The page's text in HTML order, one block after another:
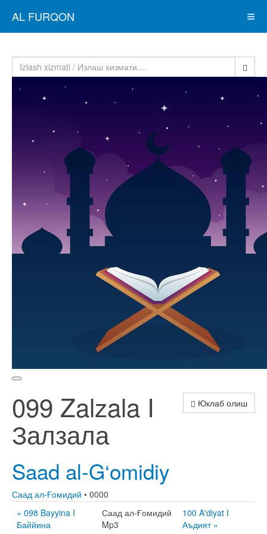
AL FURQON
Юклаб олиш
099 Zalzala I
Залзала
Saad al-G‘omidiy
Саад ал-Ғомидий • 0000
« 098 Bayyina I
Баййина
Саад ал-Ғомидий
Mp3
100 A'diyat I
Аъдият »